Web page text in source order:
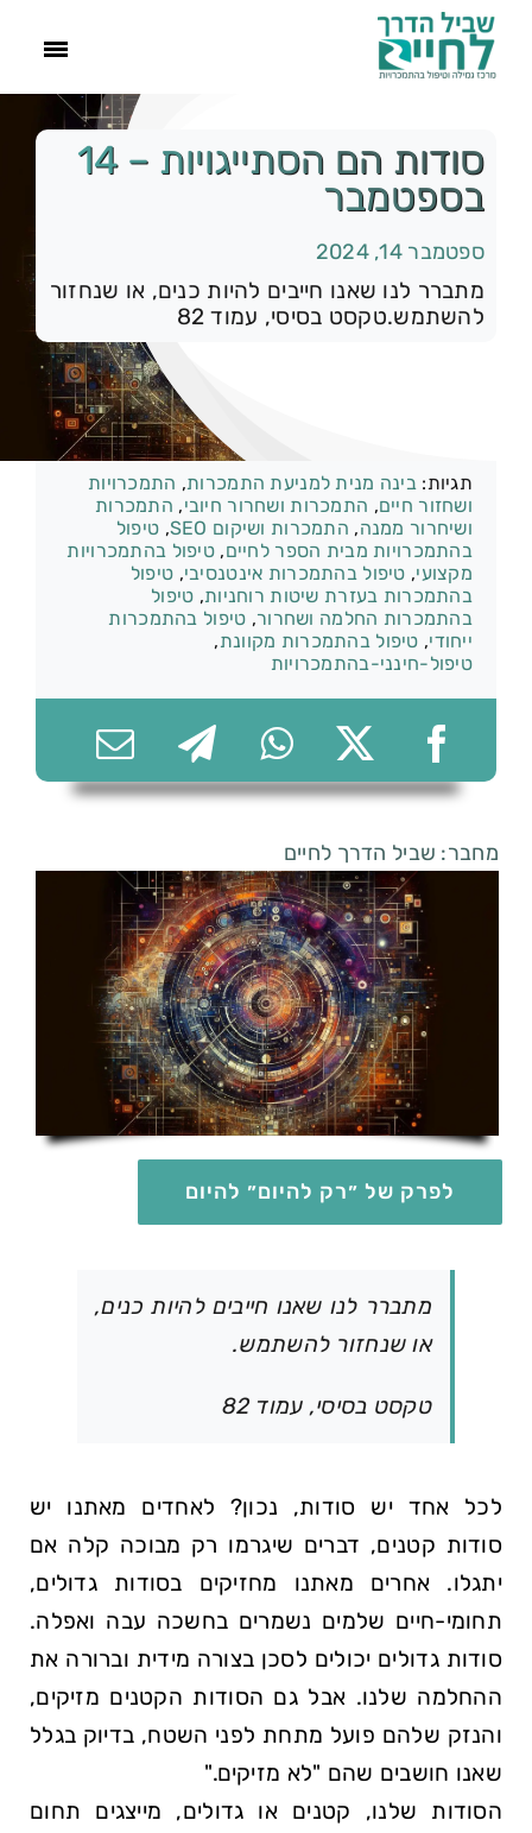
הסיפור שלנו
התמכרויות
צור קשר
074-7361656
סודות הם הסתייגויות – 14
בספטמבר
ספטמבר 14, 2024
מתברר לנו שאנו חייבים להיות כנים, או שנחזור
להשתמש.טקסט בסיסי, עמוד 82
תגיות: בינה מנית למניעת התמכרות, התמכרויות
ושחזור חיים, התמכרות ושחרור חיובי, התמכרות
ושיחרור ממנה, התמכרות ושיקום SEO , טיפול
בהתמכרויות מבית הספר לחיים, טיפול בהתמכרויות
מקצועי, טיפול בהתמכרות אינטנסיבי, טיפול
בהתמכרות בעזרת שיטות רוחניות, טיפול
בהתמכרות החלמה ושחרור, טיפול בהתמכרות
ייחודי, טיפול בהתמכרות מקוונת,
טיפול-חינני-בהתמכרויות
מחבר: שביל הדרך לחיים
לפרק של ״רק להיום״ להיום
מתברר לנו שאנו חייבים להיות כנים,
או שנחזור להשתמש.
טקסט בסיסי, עמוד 82
לכל אחד יש סודות, נכון? לאחדים מאתנו יש
סודות קטנים, דברים שיגרמו רק מבוכה קלה אם
יתגלו. אחרים מאתנו מחזיקים בסודות גדולים,
תחומי-חיים שלמים נשמרים בחשכה עבה ואפלה.
סודות גדולים יכולים לסכן בצורה מידית וברורה את
ההחלמה שלנו. אבל גם הסודות הקטנים מזיקים,
והנזק שלהם פועל מתחת לפני השטח, בדיוק בגלל
שאנו חושבים שהם
לא מזיקים.
הסודות שלנו, קטנים או גדולים, מייצגים תחום